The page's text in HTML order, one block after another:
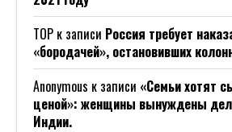
ТОР к записи Россия требует
«бородачей», остановивших
Anonymous к записи «Семьи хотят
ценой»: женщины вынуждены
Индии.